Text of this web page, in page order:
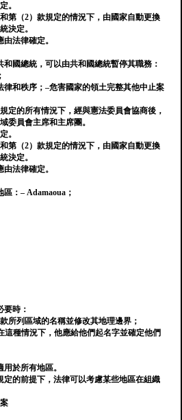
。
和第（2）款規定的情況下，由國家自動更換
決定。
由法律確定。
和國總統，可以由共和國總統暫停其職務：
律和秩序；–危害國家的領土完整其他中止案
定的所有情況下，經與憲法委員會協商後，
委員會主席和主席團。
。
和第（2）款規定的情況下，由國家自動更換
決定。
由法律確定。
區：– Adamaoua；
要時：
所列區域的名稱並修改其地理邊界；
這種情況下，他應給他們起名字並確定他們
用於所有地區。
定的前提下，法律可以考慮某些地區在組織